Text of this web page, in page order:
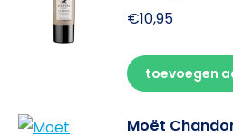
€10,95
toevoegen
Moët